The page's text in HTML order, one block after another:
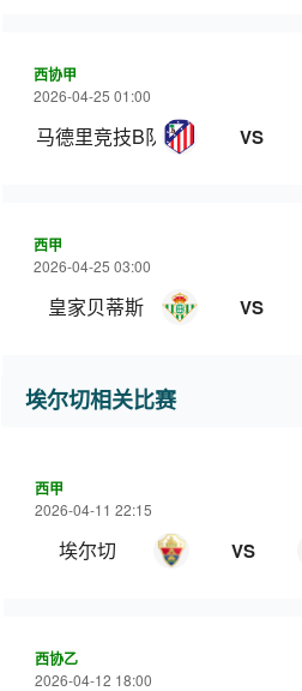
西协甲
2026-04-25 01:00
马德里竞技B队 VS
西甲
2026-04-25 03:00
皇家贝蒂斯 VS
埃尔切相关比赛
西甲
2026-04-11 22:15
埃尔切 VS
西协乙
2026-04-12 18:00